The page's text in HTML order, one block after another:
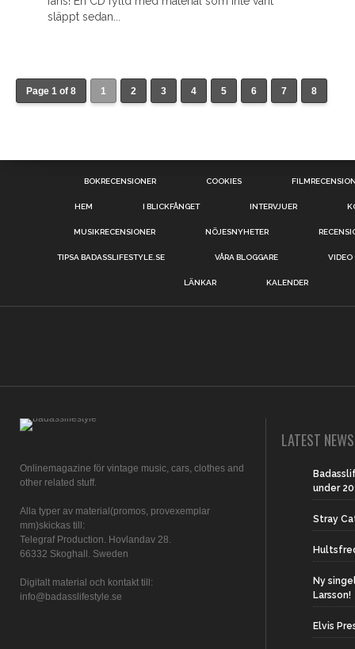
släppt sedan...
Page 1 of 8 1 2 3 4 5 6 7 8
BOKRECENSIONER COOKIES
HEM I BLICKFÅNGET INTERVJUER
MUSIKRECENSIONER NÖJESNYHETER
TIPSA BADASSLIFESTYLE.SE VÅRA BLOGGARE VIDEO
LÄNKAR KALENDER
Onlinemagazine för vintage music, cars, clothes and
other related stuff.
Alla typer av material(promos, provexemplar
mm)skickas till:
Telegraf Production. Hovlandav 28.
66332 Skoghall. Sweden
Digitalt material och kontakt till:
info@badasslifestyle.se
LATEST NEWS
under
Stray
Ny
Larsson!
Elvis